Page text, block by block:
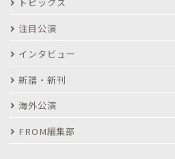
トピックス
注目公演
インタビュー
新譜・新刊
海外公演
FROM編集部